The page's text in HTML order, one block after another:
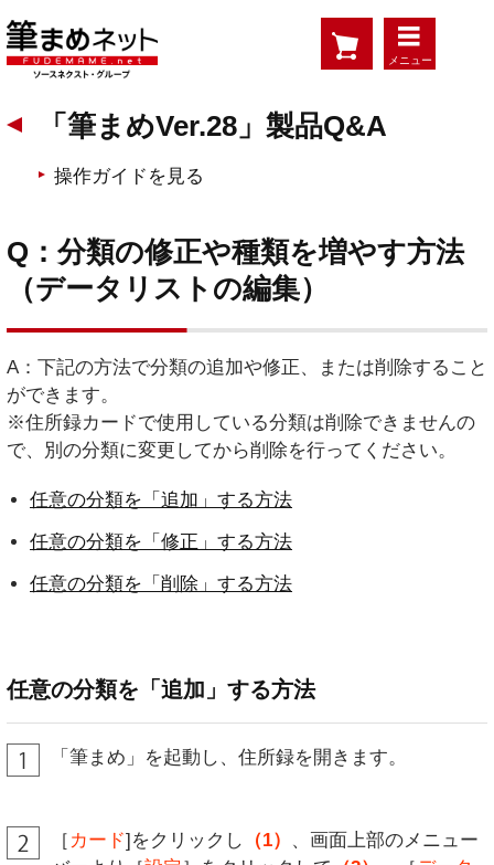
メニュー
「筆まめVer.28」製品Q&A
操作ガイドを見る
Q：分類の修正や種類を増やす方法
（データリストの編集）
A：下記の方法で分類の追加や修正、または削除すること
ができます。
※住所録カードで使用している分類は削除できませんの
で、別の分類に変更してから削除を行ってください。
任意の分類を「追加」する方法
任意の分類を「修正」する方法
任意の分類を「削除」する方法
任意の分類を「追加」する方法
「筆まめ」を起動し、住所録を開きます。
［ カード]をクリックし （1）
、画面上部のメニュー